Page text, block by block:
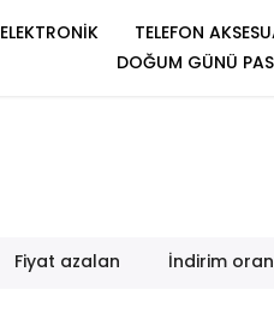
ELEKTRONİK TELEFON
DOĞUM GÜNÜ
Fiyat azalan İndirim